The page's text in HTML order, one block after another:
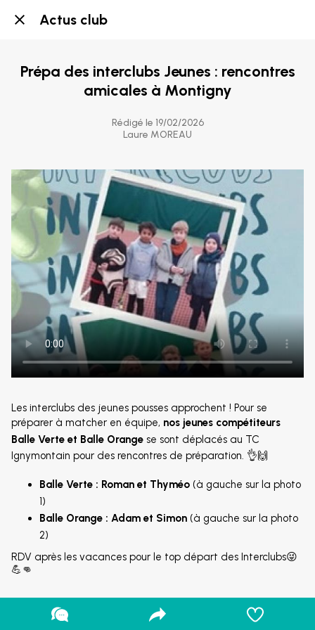
Actus club
Prépa des interclubs Jeunes : rencontres
amicales à Montigny
Rédigé le 19/02/2026
Laure MOREAU
Les interclubs des jeunes pousses approchent ! Pour se
préparer à matcher en équipe, nos jeunes compétiteurs
Balle Verte et Balle Orange se sont déplacés au TC
Ignymontain pour des rencontres de préparation. 👌🙌
Balle Verte : Roman et Thyméo (à gauche sur la photo
1)
Balle Orange : Adam et Simon (à gauche sur la photo
2)
RDV après les vacances pour le top départ des Interclubs😜
💪👊